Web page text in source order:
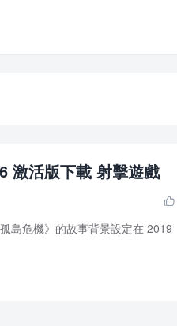
激活版下載 射擊遊戲

島危機》的故事背景設定在 2019